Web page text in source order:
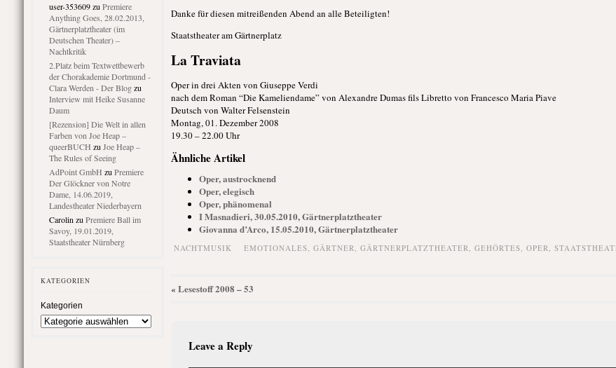
user-353609zu Premiere
Anything Goes, 28.02.2013,
Gärtnerplatztheater (im
Deutschen Theater) –
Nachtkritik
2.Platz beim Textwettbewerb
der Chorakademie Dortmund -
Clara Werden - Der Blogzu
Interview mit Heike Susanne
Daum
[Rezension] Die Welt in allen
Farben von Joe Heap –
queerBUCH zu Joe Heap –
The Rules of Seeing
AdPoint GmbH zu Premiere
Der Glöckner von Notre
Dame, 14.06.2019,
Landestheater Niederbayern
Carolin zu Premiere Ball im
Savoy, 19.01.2019,
Staatstheater Nürnberg
KATEGORIEN
Kategorien
Danke für diesen mitreißenden Abend an alle Beteiligten!
Staatstheater am Gärtnerplatz
La Traviata
Oper in drei Akten von Giuseppe Verdi
nach dem Roman “Die Kameliendame” von Alexandre Dumas fils Libretto von Francesco Maria Piave
Deutsch von Walter Felsenstein
Montag, 01. Dezember 2008
19.30 – 22.00 Uhr
Ähnliche Artikel
Oper, austrocknend
Oper, elegisch
Oper, phänomenal
I Masnadieri, 30.05.2010, Gärtnerplatztheater
Giovanna d’Arco, 15.05.2010, Gärtnerplatztheater
NACHTMUSIK EMOTIONALES, GÄRTNER, GÄRTNERPLATZTHEATER, GEHÖRTES, OPER,
« Lesestoff 2008 – 53
Leave a Reply